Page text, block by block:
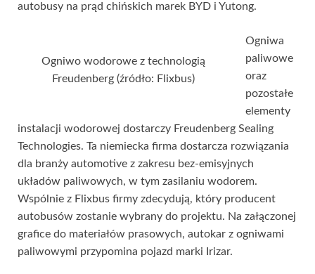
autobusy na prąd chińskich marek BYD i Yutong.
Ogniwo wodorowe z technologią
Freudenberg (źródło: Flixbus)
Ogniwa
paliwowe
oraz
pozostałe
elementy
instalacji wodorowej dostarczy Freudenberg Sealing
Technologies. Ta niemiecka firma dostarcza rozwiązania
dla branży automotive z zakresu bez-emisyjnych
układów paliwowych, w tym zasilaniu wodorem.
Wspólnie z Flixbus firmy zdecydują, który producent
autobusów zostanie wybrany do projektu. Na załączonej
grafice do materiałów prasowych, autokar z ogniwami
paliwowymi przypomina pojazd marki Irizar.